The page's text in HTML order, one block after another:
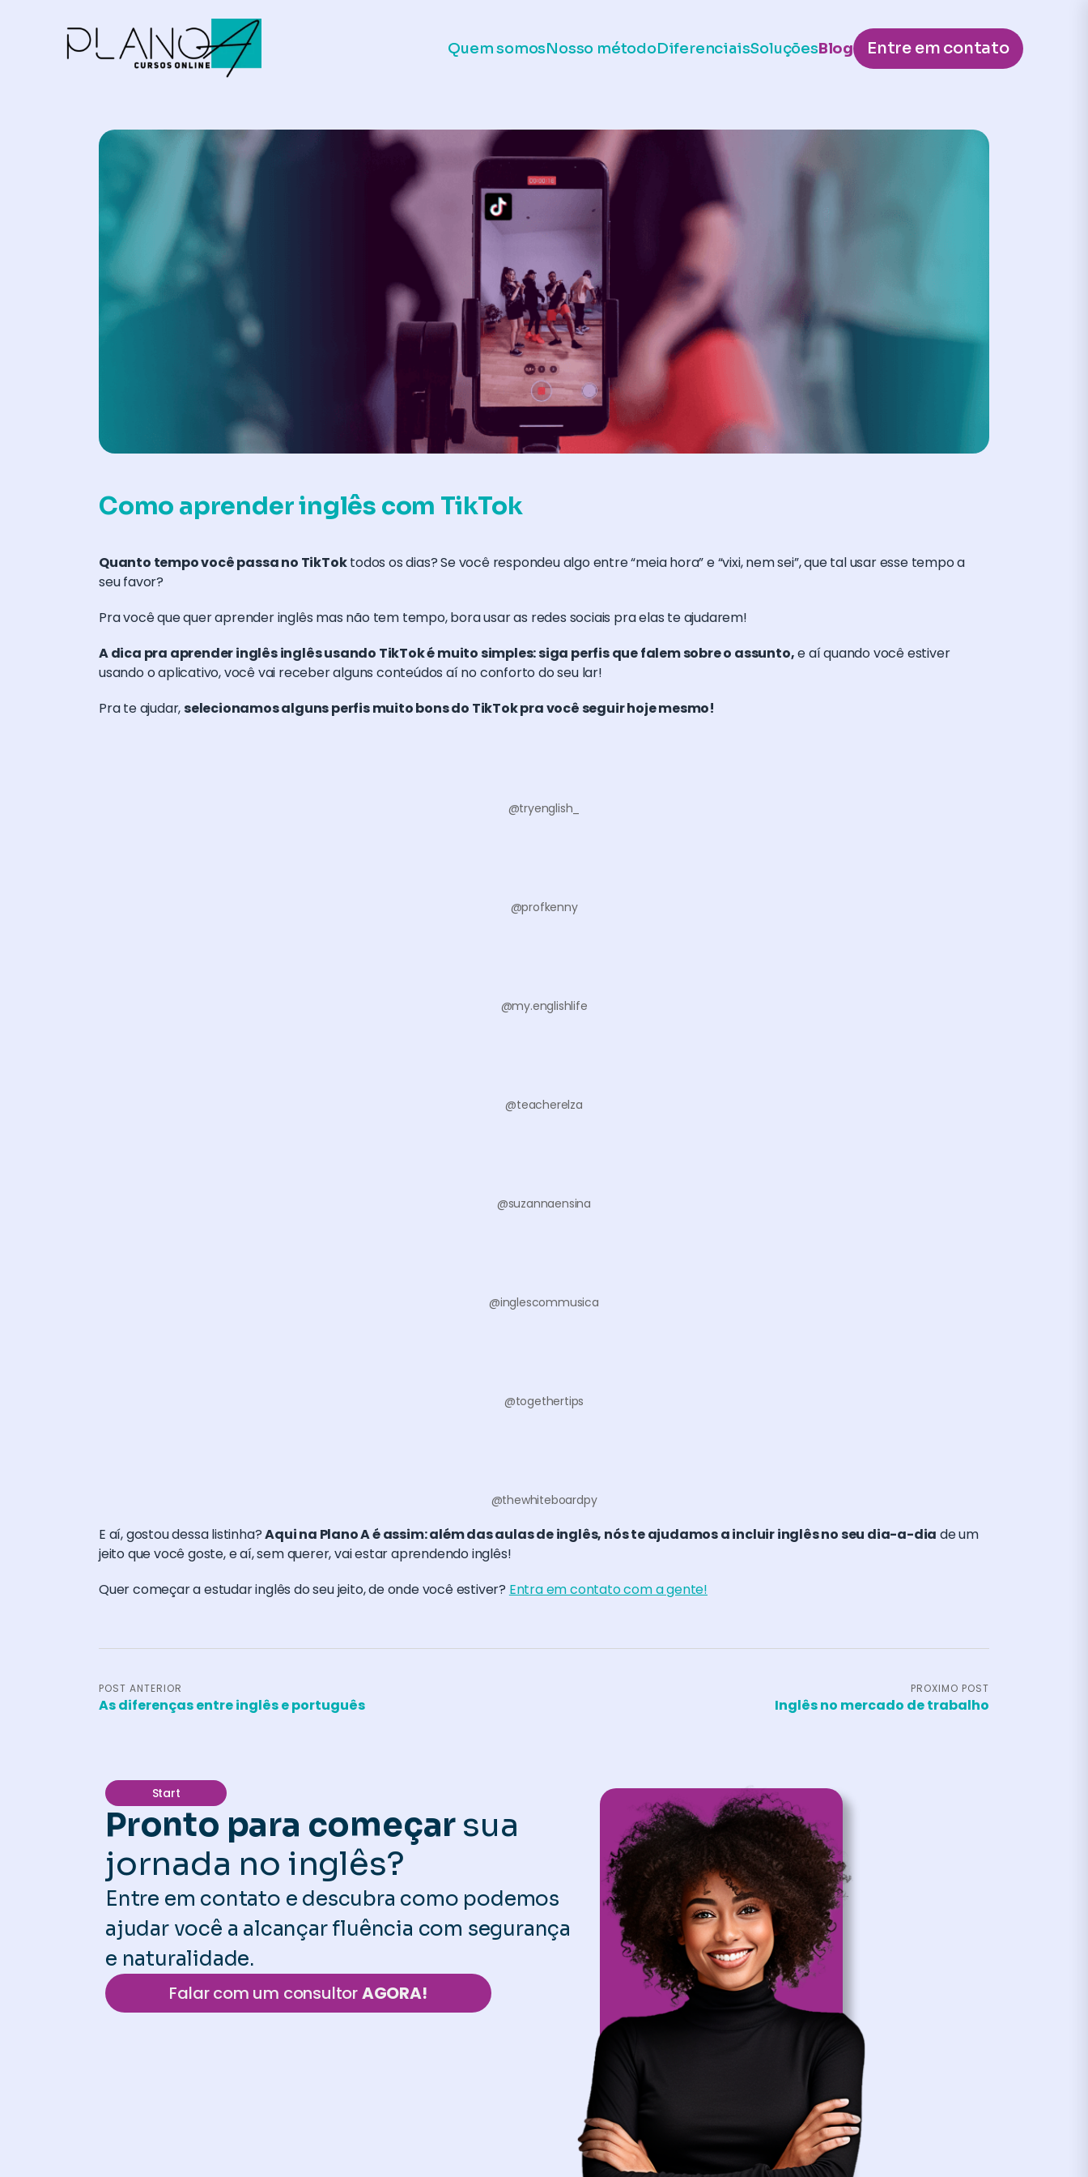
Quem somosNosso métodoDiferenciaisSoluçõesBlog Entre em contato
Como aprender inglês com TikTok
Quanto tempo você passa no TikToktodos os dias? Se você respondeu algo entre “meia hora” e “vixi, nem sei”, que tal usar esse tempo a
seu favor?
Pra você que quer aprender inglês mas não tem tempo, bora usar as redes sociais pra elas te ajudarem!
A dica pra aprender inglês inglês usando TikTok é muito simples: siga perfis que falem sobre o assunto,e aí quando você estiver
usando o aplicativo, você vai receber alguns conteúdos aí no conforto do seu lar!
Pra te ajudar,selecionamos alguns perfis muito bons do TikTok pra você seguir hoje mesmo!
@tryenglish_
@profkenny
@my.englishlife
@teacherelza
@suzannaensina
@inglescommusica
@togethertips
@thewhiteboardpy
E aí, gostou dessa listinha?Aqui na Plano A é assim: além das aulas de inglês, nós te ajudamos a incluir inglês no seu dia-a-dia de um
jeito que você goste, e aí, sem querer, vai estar aprendendo inglês!
Quer começar a estudar inglês do seu jeito, de onde você estiver? Entra em contato com a gente!
POST ANTERIOR
As diferenças entre inglês e português
PROXIMO POST
Inglês no mercado de trabalho
Start
Pronto para começarsua
jornada no inglês?
Entre em contato e descubra como podemos
ajudar você a alcançar fluência com segurança
e naturalidade.
Falar com um consultorAGORA!